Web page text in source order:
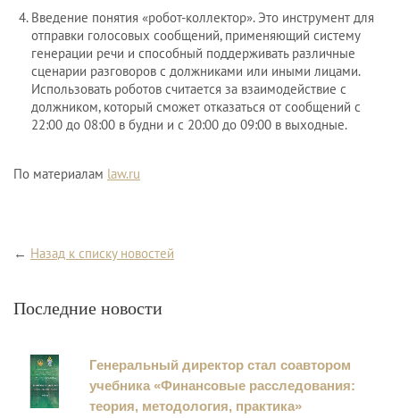
Введение понятия «робот-коллектор». Это инструмент для
отправки голосовых сообщений, применяющий систему
генерации речи и способный поддерживать различные
сценарии разговоров с должниками или иными лицами.
Использовать роботов считается за взаимодействие с
должником, который сможет отказаться от сообщений с
22:00 до 08:00 в будни и с 20:00 до 09:00 в выходные.
По материалам law.ru
← Назад к списку новостей
Последние новости
Генеральный директор стал соавтором
учебника «Финансовые расследования:
теория, методология, практика»